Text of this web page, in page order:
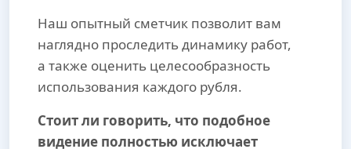
Наш опытный сметчик позволит вам
наглядно проследить динамику работ,
а также оценить целесообразность
использования каждого рубля.
Стоит ли говорить, что подобное
видение полностью исключает